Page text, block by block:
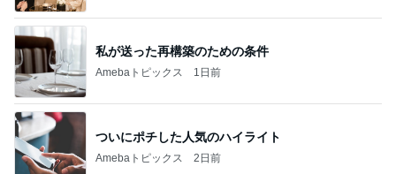
私が送った再構築のための条件
Amebaトピックス 1日前
ついにポチした人気のハイライト
Amebaトピックス 2日前